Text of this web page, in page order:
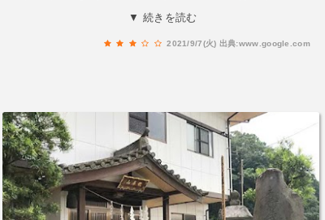
による法華経一字一石御題目碑や加藤清正公の像
▼ 続きを読む
2021/9/7(火) 出典:www.google.com